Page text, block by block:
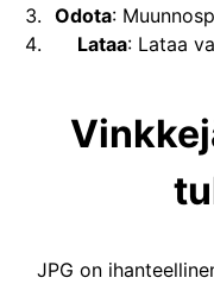
Odota:
Lataa: Lataa
JPG on